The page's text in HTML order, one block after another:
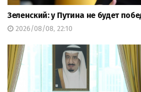
Зеленский: у Путина не будет
2026/08/08, 22:10